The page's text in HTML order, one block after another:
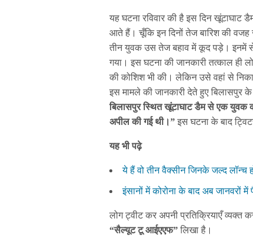
यह घटना रविवार की है इस दिन खूंटाघाट
आते हैं। चूँकि इन दिनों तेज बारिश की
तीन युवक उस तेज बहाव में कूद पड़े। इनमें
गया। इस घटना की जानकारी तत्काल ही
की कोशिश भी की। लेकिन उसे वहां से
इस मामले की जानकारी देते हुए बिलासपुर
बिलासपुर स्थित खूंटाघाट डैम से एक युवक
अपील की गई थी।” इस घटना के बाद
यह भी पढ़े
ये हैं वो तीन वैक्सीन जिनके जल्द लॉन्च
इंसानों में कोरोना के बाद अब
लोग ट्वीट कर अपनी प्रतिक्रियाएँ व्यक्त
“सैल्यूट टू आईएएफ” लिखा है।